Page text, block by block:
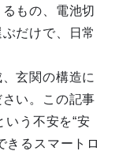
もの、電池切
だけで、日常
玄関の構造に
い。この記事
いう不安を“安
きるスマートロ